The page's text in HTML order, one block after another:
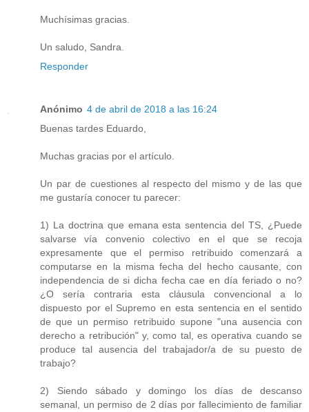
Muchísimas gracias.
Un saludo, Sandra.
Responder
Anónimo 4 de abril de 2018 a las 16:24
Buenas tardes Eduardo,
Muchas gracias por el artículo.
Un par de cuestiones al respecto del mismo y de las que
me gustaría conocer tu parecer:
1) La doctrina que emana esta sentencia del TS, ¿Puede
salvarse vía convenio colectivo en el que se recoja
expresamente que el permiso retribuido comenzará a
computarse en la misma fecha del hecho causante, con
independencia de si dicha fecha cae en día feriado o no?
¿O sería contraria esta cláusula convencional a lo
dispuesto por el Supremo en esta sentencia en el sentido
de que un permiso retribuido supone "una ausencia con
derecho a retribución" y, como tal, es operativa cuando se
produce tal ausencia del trabajador/a de su puesto de
trabajo?
2) Siendo sábado y domingo los días de descanso
semanal, un permiso de 2 días por fallecimiento de familiar